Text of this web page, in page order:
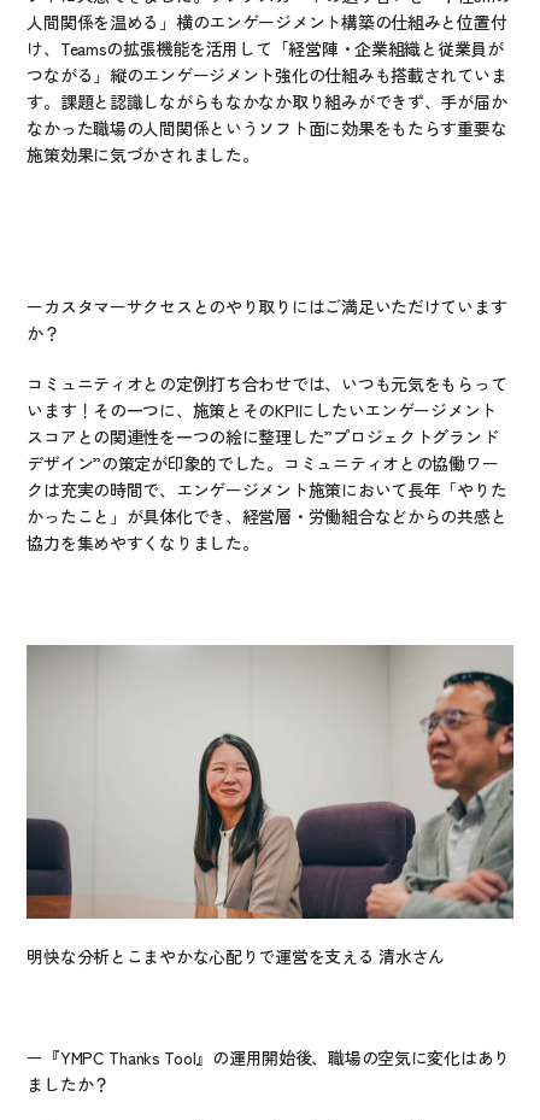
人間関係を温める」横のエンゲージメント構築の仕組みと位置付
け、Teamsの拡張機能を活用して「経営陣・企業組織と従業員が
つながる」縦のエンゲージメント強化の仕組みも搭載されていま
す。課題と認識しながらもなかなか取り組みができず、手が届か
なかった職場の人間関係というソフト面に効果をもたらす重要な
施策効果に気づかされました。
ーカスタマーサクセスとのやり取りにはご満足いただけています
か？
コミュニティオとの定例打ち合わせでは、いつも元気をもらって
います！その一つに、施策とそのKPIにしたいエンゲージメント
スコアとの関連性を一つの絵に整理した”プロジェクトグランド
デザイン”の策定が印象的でした。コミュニティオとの協働ワー
クは充実の時間で、エンゲージメント施策において長年「やりた
かったこと」が具体化でき、経営層・労働組合などからの共感と
協力を集めやすくなりました。
明快な分析とこまやかな心配りで運営を支える 清水さん
ー『YMPC Thanks Tool』の運用開始後、職場の空気に変化はあり
ましたか？